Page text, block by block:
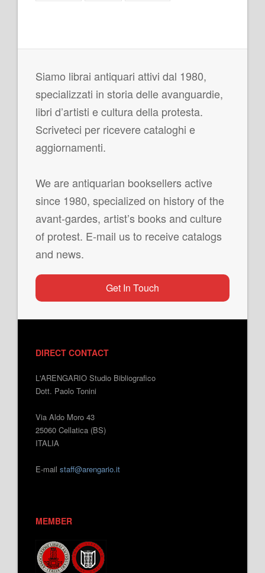
Siamo librai antiquari attivi dal 1980,
specializzati in storia delle avanguardie,
libri d’artisti e cultura della protesta.
Scriveteci per ricevere cataloghi e
aggiornamenti.
We are antiquarian booksellers active
since 1980, specialized on history of the
avant-gardes, artist’s books and culture
of protest. E-mail us to receive catalogs
and news.
Get In Touch
DIRECT CONTACT
L'ARENGARIO Studio Bibliografico
Dott. Paolo Tonini
Via Aldo Moro 43
25060 Cellatica (BS)
ITALIA
E-mail staff@arengario.it
MEMBER